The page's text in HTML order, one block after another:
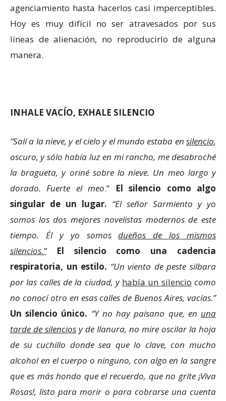
agenciamiento hasta hacerlos casi imperceptibles.
Hoy es muy difícil no ser atravesados por sus
líneas de alienación, no reproducirlo de alguna
manera.
INHALE VACÍO, EXHALE SILENCIO
“Salí a la nieve, y el cielo y el mundo estaba en silencio,
oscuro, y sólo había luz en mi rancho, me desabroché
la bragueta, y oriné sobre la nieve. Un meo largo y
dorado. Fuerte el meo.” El silencio como algo
singular de un lugar. “El señor Sarmiento y yo
somos los dos mejores novelistas modernos de este
tiempo. Él y yo somosdueños de los mismos
silencios.”El silencio como una cadencia
respiratoria, un estilo. “Un viento de peste silbara
por las calles de la ciudad, y había un silencio como
no conocí otro en esas calles de Buenos Aires, vacías.”
Un silencio único. “Y no hay paisano que, en una
tarde de silencios y de llanura, no mire oscilar la hoja
de su cuchillo donde sea que lo clave, con mucho
alcohol en el cuerpo o ninguno, con algo en la sangre
que es más hondo que el recuerdo, que no grite ¡Viva
Rosas!, listo para morir o para cobrarse una cuenta